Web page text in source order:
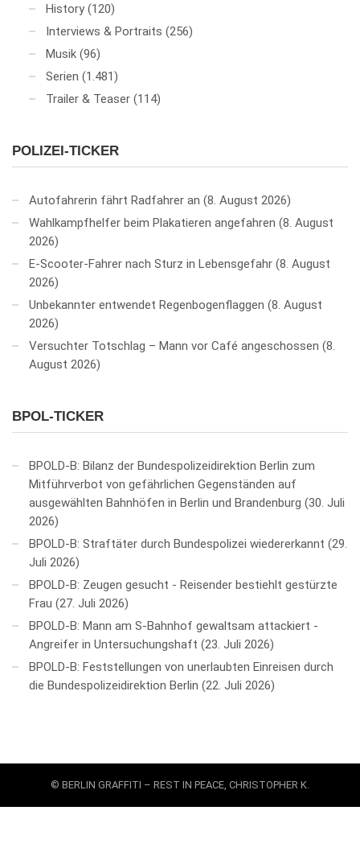
History (120)
Interviews & Portraits (256)
Musik (96)
Serien (1.481)
Trailer & Teaser (114)
POLIZEI-TICKER
Autofahrerin fährt Radfahrer an 8. August 2026
Wahlkampfhelfer beim Plakatieren angefahren 8. August
2026
E-Scooter-Fahrer nach Sturz in Lebensgefahr 8. August
2026
Unbekannter entwendet Regenbogenflaggen 8. August
2026
Versuchter Totschlag – Mann vor Café angeschossen 8.
August 2026
BPOL-TICKER
BPOLD-B: Bilanz der Bundespolizeidirektion Berlin zum
Mitführverbot von gefährlichen Gegenständen auf
ausgewählten Bahnhöfen in Berlin und Brandenburg 30. Juli
2026
BPOLD-B: Straftäter durch Bundespolizei wiedererkannt
29.
Juli 2026
BPOLD-B: Zeugen gesucht - Reisender bestiehlt gestürzte
Frau
27. Juli 2026
BPOLD-B: Mann am S-Bahnhof gewaltsam attackiert -
Angreifer in Untersuchungshaft
23. Juli 2026
BPOLD-B: Feststellungen von unerlaubten Einreisen durch
die Bundespolizeidirektion Berlin
22. Juli 2026
© BERLIN GRAFFITI – REST IN PEACE, CHRISTOPHER K.